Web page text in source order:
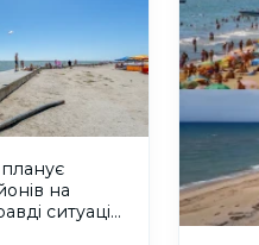
на
ситуація